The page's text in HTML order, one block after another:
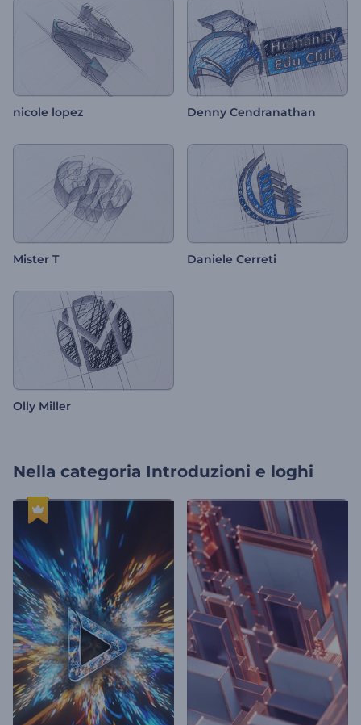
nicole lopez Denny Cendranathan
Mister T Daniele Cerreti
Olly Miller
Nella categoria Introduzioni e loghi